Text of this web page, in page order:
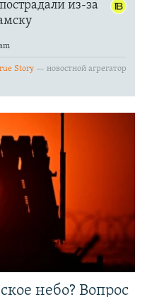
небо? Вопрос